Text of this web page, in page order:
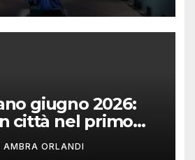
giugno 2026:
città nel primo
AMBRA ORLANDI